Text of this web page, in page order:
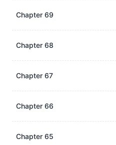
Chapter 69
Chapter 68
Chapter 67
Chapter 66
Chapter 65